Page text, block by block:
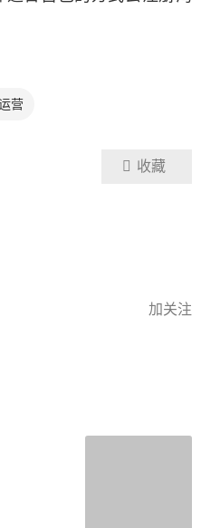
营
收藏
加关注